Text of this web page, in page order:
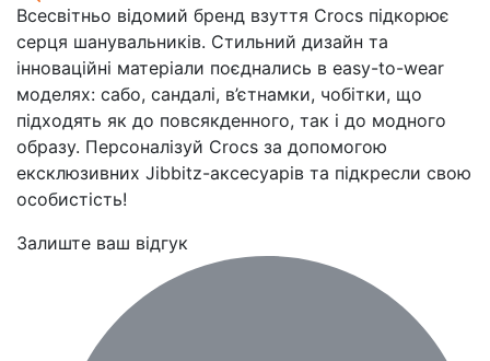
Всесвітньо відомий бренд взуття Crocs підкорює
серця шанувальників. Стильний дизайн та
інноваційні матеріали поєднались в easy-to-wear
моделях: сабо, сандалі, в’єтнамки, чобітки, що
підходять як до повсякденного, так і до модного
образу. Персоналізуй Crocs за допомогою
ексклюзивних Jibbitz-аксесуарів та підкресли свою
особистість!
Залиште ваш відгук